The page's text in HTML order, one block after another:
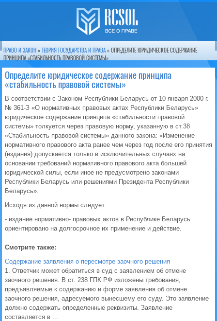
ПРАВО И ЗАКОН » ТЕОРИЯ ГОСУДАРСТВА И ПРАВА» ОПРЕДЕЛИТЕ ЮРИДИЧЕСКОЕ СОДЕРЖАНИЕ
ПРИНЦИПА «СТАБИЛЬНОСТЬ ПРАВОВОЙ СИСТЕМЫ»
Определите юридическое содержание принципа
«стабильность правовой системы»
В соответствии с Законом Республики Беларусь от 10 января 2000 г.
№ 361-З «О нормативных правовых актах Республики Беларусь»
юридическое содержание принципа «стабильности правовой
системы» толкуется через правовую норму, указанную в ст.38
«Стабильность правовой системы» данного закона: «Изменение
нормативного правового акта ранее чем через год после его принятия
(издания) допускается только в исключительных случаях на
основании требований нормативного правового акта большей
юридической силы, если иное не предусмотрено законами
Республики Беларусь или решениями Президента Республики
Беларусь».
Исходя из данной нормы следует:
- издание нормативно- правовых актов в Республике Беларусь
ориентировано на долгосрочное их применение и действие.
Смотрите также:
Содержание заявления о пересмотре заочного решения
1. Ответчик может обратиться в суд с заявлением об отмене
заочного решения. В ст. 238 ГПК РФ изложены требования,
предъявляемые к содержанию и форме заявления об отмене
заочного решения, адресуемого вынесшему его суду. Это заявление
должно содержать определенные реквизиты. Заявление
составляется в ...